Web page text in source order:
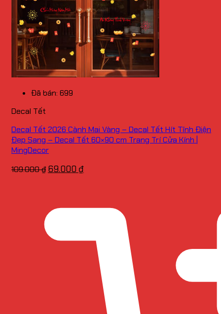
Đã bán: 699
Decal Tết
Decal Tết 2026 Cành Mai Vàng – Decal Tết Hít Tĩnh Điện
Đẹp Sang – Decal Tết 60×90 cm Trang Trí Cửa Kính |
MingDecor
109.000₫ Giá
69.000 ₫Giá
69.000 ₫.